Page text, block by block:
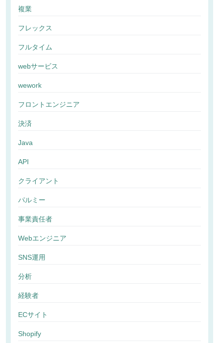
複業
フレックス
フルタイム
webサービス
wework
フロントエンジニア
決済
Java
API
クライアント
パルミー
事業責任者
Webエンジニア
SNS運用
分析
経験者
ECサイト
Shopify